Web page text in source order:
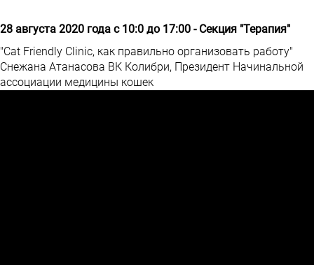
28 августа 2020 года с 10:0 до 17:00 - Секция "Терапия"
"Cat Friendly Clinic, как правильно организовать работу"
Снежана Атанасова ВК Колибри, Президент Начинальной
ассоциации медицины кошек